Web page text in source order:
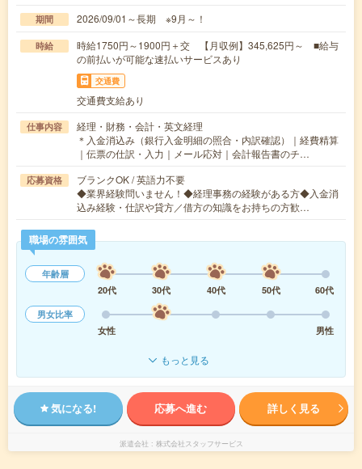
期間 2026/09/01～長期 ※9月～！
時給
時給1750円～1900円＋交 【月収例】345,625円～ ■給与
の前払いが可能な速払いサービスあり
交通費
交通費支給あり
仕事内容
経理・財務・会計・英文経理
＊入金消込み（銀行入金明細の照合・内訳確認）｜経費精算
｜伝票の仕訳・入力｜メール応対｜会計報告書のチ…
応募資格
ブランクOK / 英語力不要
◆業界経験問いません！◆経理事務の経験がある方◆入金消
込み経験・仕訳や貸方／借方の知識をお持ちの方歓…
職場の雰囲気
年齢層
20代
30代 40代 50代
60代
男女比率
女性
男性
もっと見る
気になる! 応募へ進む 詳しく見る
派遣会社 株式会社スタッフサービス